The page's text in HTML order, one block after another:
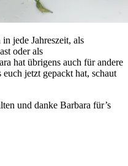
jede Jahreszeit, als
oder als
hat übrigens auch für andere
jetzt gepackt hat, schaut
und danke Barbara für’s